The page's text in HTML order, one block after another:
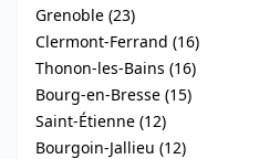
Grenoble (23)
Clermont-Ferrand (16)
Thonon-les-Bains (16)
Bourg-en-Bresse (15)
Saint-Étienne (12)
Bourgoin-Jallieu (12)